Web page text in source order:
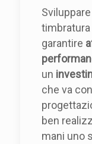
garantire
un
che va
ben
mani uno